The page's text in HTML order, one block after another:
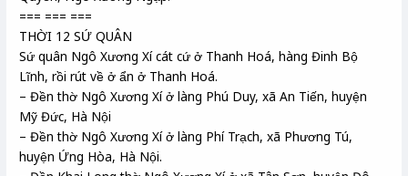
=== === ===
THỜI 12 SỨ QUÂN
Sứ quân Ngô Xương Xí cát cứ ở Thanh Hoá, hàng Đinh Bộ
Lĩnh, rồi rút về ở ẩn ở Thanh Hoá.
– Đền thờ Ngô Xương Xí ở làng Phú Duy, xã An Tiến, huyện
Mỹ Đức, Hà Nội
– Đền thờ Ngô Xương Xí ở làng Phí Trạch, xã Phương Tú,
huyện Ứng Hòa, Hà Nội.